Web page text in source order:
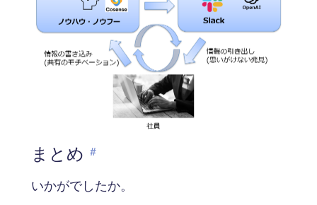
まとめ #
いかがでしたか。